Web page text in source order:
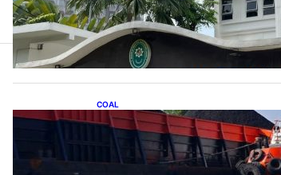
Koalisi Bersihkan Indonesia
Ajukan Banding atas Putusan
Gugatan RUPTL
COAL
Lelang Batubara Sitaan, Negara
Dapat Lebih dari Rp 20 Miliar